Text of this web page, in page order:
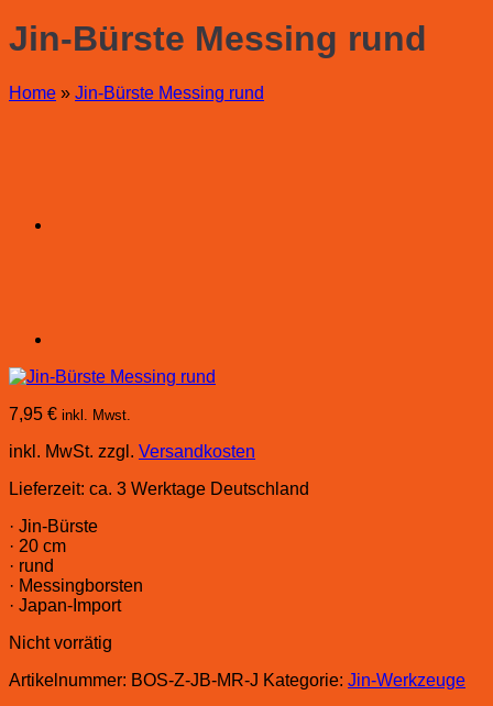
Jin-Bürste Messing rund
Home » Jin-Bürste Messing rund
7,95 € inkl. Mwst.
inkl. MwSt. zzgl. Versandkosten
Lieferzeit: ca. 3 Werktage Deutschland
· Jin-Bürste
· 20 cm
· rund
· Messingborsten
· Japan-Import
Nicht vorrätig
Artikelnummer: BOS-Z-JB-MR-J Kategorie: Jin-Werkzeuge